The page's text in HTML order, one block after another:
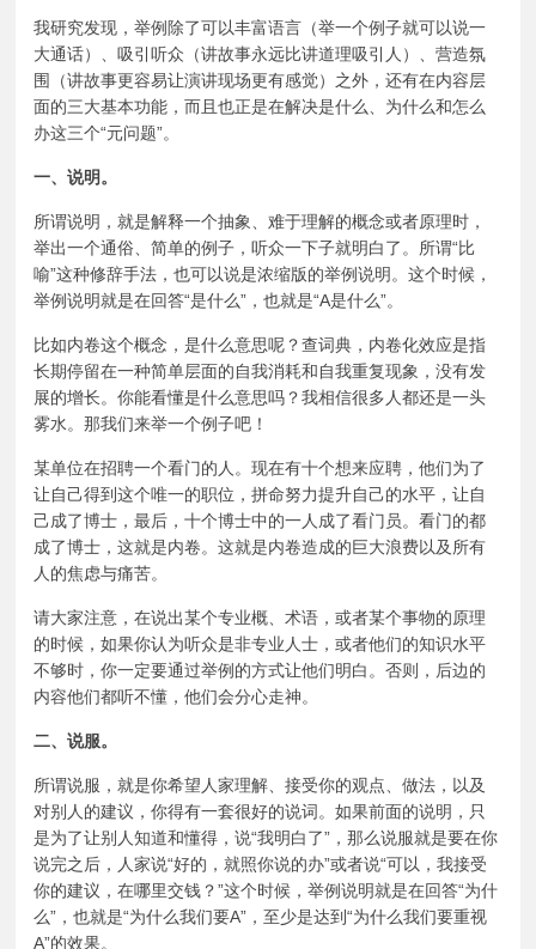
我研究发现，举例除了可以丰富语言（举一个例子就可以说一
大通话）、吸引听众（讲故事永远比讲道理吸引人）、营造氛
围（讲故事更容易让演讲现场更有感觉）之外，还有在内容层
面的三大基本功能，而且也正是在解决是什么、为什么和怎么
办这三个“元问题”。
一、说明。
所谓说明，就是解释一个抽象、难于理解的概念或者原理时，
举出一个通俗、简单的例子，听众一下子就明白了。所谓“比
喻”这种修辞手法，也可以说是浓缩版的举例说明。这个时候，
举例说明就是在回答“是什么”，也就是“A是什么”。
比如内卷这个概念，是什么意思呢？查词典，内卷化效应是指
长期停留在一种简单层面的自我消耗和自我重复现象，没有发
展的增长。你能看懂是什么意思吗？我相信很多人都还是一头
雾水。那我们来举一个例子吧！
某单位在招聘一个看门的人。现在有十个想来应聘，他们为了
让自己得到这个唯一的职位，拼命努力提升自己的水平，让自
己成了博士，最后，十个博士中的一人成了看门员。看门的都
成了博士，这就是内卷。这就是内卷造成的巨大浪费以及所有
人的焦虑与痛苦。
请大家注意，在说出某个专业概、术语，或者某个事物的原理
的时候，如果你认为听众是非专业人士，或者他们的知识水平
不够时，你一定要通过举例的方式让他们明白。否则，后边的
内容他们都听不懂，他们会分心走神。
二、说服。
所谓说服，就是你希望人家理解、接受你的观点、做法，以及
对别人的建议，你得有一套很好的说词。如果前面的说明，只
是为了让别人知道和懂得，说“我明白了”，那么说服就是要在你
说完之后，人家说“好的，就照你说的办”或者说“可以，我接受
你的建议，在哪里交钱？”这个时候，举例说明就是在回答“为什
么”，也就是“为什么我们要A”，至少是达到“为什么我们要重视
A”的效果。